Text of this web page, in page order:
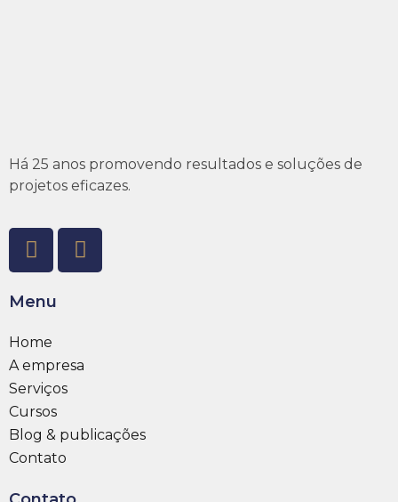
Há 25 anos promovendo resultados e soluções de
projetos eficazes.
Menu
Home
A empresa
Serviços
Cursos
Blog & publicações
Contato